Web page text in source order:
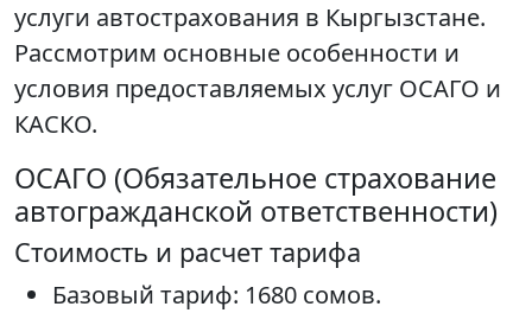
услуги автострахования в Кыргызстане.
Рассмотрим основные особенности и
условия предоставляемых услуг ОСАГО и
КАСКО.
ОСАГО (Обязательное страхование
автогражданской ответственности)
Стоимость и расчет тарифа
Базовый тариф: 1680 сомов.